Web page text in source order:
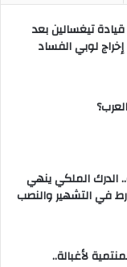
قيادة تيغسالين بعد
لوبي الفساد
الدرك الملكي ينهي
في التشهير والنصب
لأغبالة..